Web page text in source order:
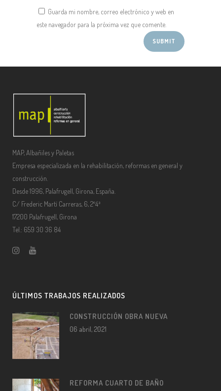
Guarda mi nombre, correo electrónico y web en
este navegador para la próxima vez que comente.
MAP, Albañiles y Paletas
Empresa especializada en la rehabilitación, reformas en general y
construcción.
Desde 1996, Palafrugell, Girona, España.
C/ Frederic Martí Carreras, 6, 2º4ª
17200 Palafrugell, Girona
Tel.: 659 30 36 84
ÚLTIMOS TRABAJOS REALIZADOS
CONSTRUCCIÓN OBRA NUEVA
06 abril, 2021
REFORMA CUARTO DE BAÑO